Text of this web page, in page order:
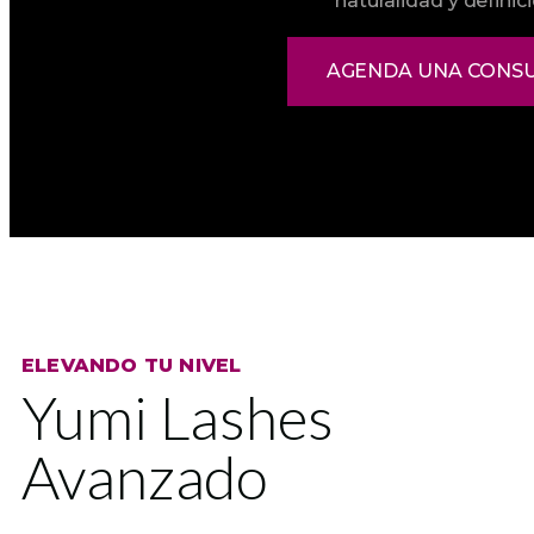
AGENDA UNA
ELEVANDO TU NIVEL
Yumi Lashes
Avanzado